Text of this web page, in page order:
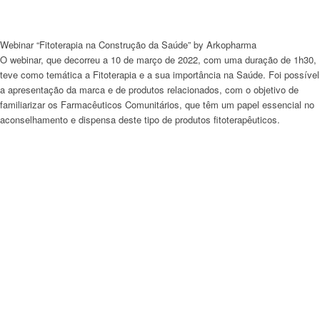
Webinar “Fitoterapia na Construção da Saúde” by Arkopharma
O webinar, que decorreu a 10 de março de 2022, com uma duração de 1h30,
teve como temática a Fitoterapia e a sua importância na Saúde. Foi possível
a apresentação da marca e de produtos relacionados, com o objetivo de
familiarizar os Farmacêuticos Comunitários, que têm um papel essencial no
aconselhamento e dispensa deste tipo de produtos fitoterapêuticos.